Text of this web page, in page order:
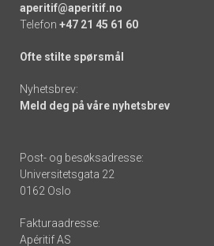
aperitif@aperitif.no
Telefon +47 21 45 61 60
Ofte stilte spørsmål
Nyhetsbrev:
Meld deg på våre nyhetsbrev
Post- og besøksadresse:
Universitetsgata 22
0162 Oslo
Fakturaadresse:
Apéritif AS